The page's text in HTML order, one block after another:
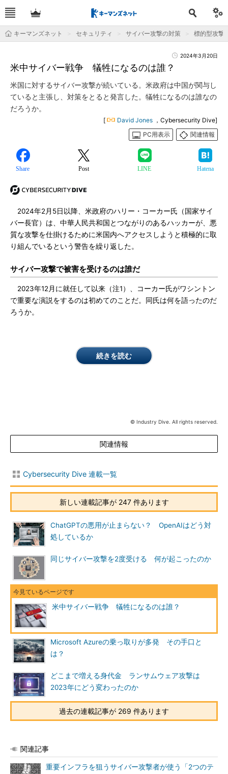
キーマンズネット セキュリティ サイバー攻撃の対策 標的型攻撃
2024年3月20日
米中サイバー戦争 犠牲になるのは誰？
米国に対するサイバー攻撃が続いている。米政府は中国が関与し
ていると主張し、対策をとると発言した。犠牲になるのは誰なの
だろうか。
[ David Jones ，Cybersecurity Dive]
PC用表示
関連情報
Share Post LINE Hatena
2024年2月5日以降、米政府のハリー・コーカー氏（国家サイ
バー長官）は、中華人民共和国とつながりのあるハッカーが、悪
質な攻撃を仕掛けるために米国内へアクセスしようと積極的に取
り組んでいるという警告を繰り返した。
サイバー攻撃で被害を受けるのは誰だ
2023年12月に就任して以来（注1）、コーカー氏がワシントン
で重要な演説をするのは初めてのことだ。同氏は何を語ったのだ
ろうか。
続きを読む
© Industry Dive. All rights reserved.
関連情報
Cybersecurity Dive 連載一覧
新しい連載記事が 247 件あります
ChatGPTの悪用が止まらない？ OpenAIはどう対
処しているか
同じサイバー攻撃を2度受ける 何が起こったのか
米中サイバー戦争 犠牲になるのは誰？
Microsoft Azureの乗っ取りが多発 その手口と
は？
どこまで増える身代金 ランサムウェア攻撃は
2023年にどう変わったのか
過去の連載記事が 269 件あります
関連記事
重要インフラを狙うサイバー攻撃者が使う「2つのテ